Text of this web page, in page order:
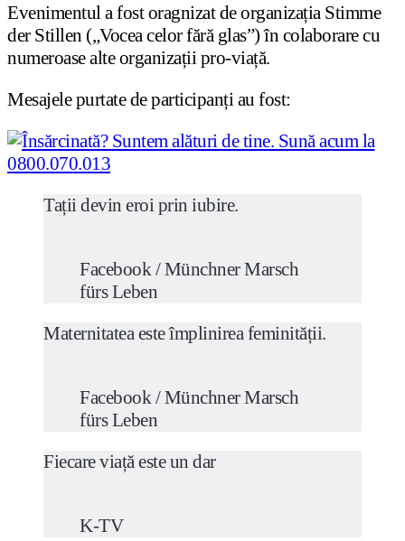
Evenimentul a fost oragnizat de organizația Stimme
der Stillen („Vocea celor fără glas”) în colaborare cu
numeroase alte organizații pro-viață.
Mesajele purtate de participanți au fost:
Tații devin eroi prin iubire.
Facebook / Münchner Marsch
fürs Leben
Maternitatea este împlinirea feminității.
Facebook / Münchner Marsch
fürs Leben
Fiecare viață este un dar
K-TV